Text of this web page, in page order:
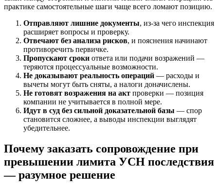
практике самостоятельные шаги чаще всего ломают позицию.
Отправляют лишние документы, из-за чего инспекция
расширяет вопросы и проверку.
Отвечают без анализа рисков, и пояснения начинают
противоречить первичке.
Пропускают сроки ответа или подачи возражений —
теряются процессуальные возможности.
Не доказывают реальность операций — расходы и
вычеты могут быть сняты, а налоги доначислены.
Не готовят возражения на акт проверки — позиция
компании не учитывается в полной мере.
Идут в суд без сильной доказательной базы — спор
становится сложнее, а выводы инспекции выглядят
убедительнее.
Почему заказать сопровождение при
превышении лимита УСН последствия
— разумное решение